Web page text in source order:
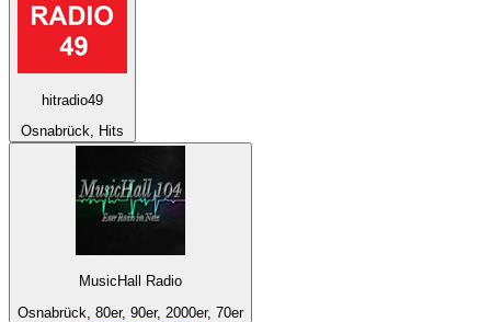
hitradio49
Osnabrück, Hits
MusicHall Radio
Osnabrück, 80er, 90er, 2000er, 70er